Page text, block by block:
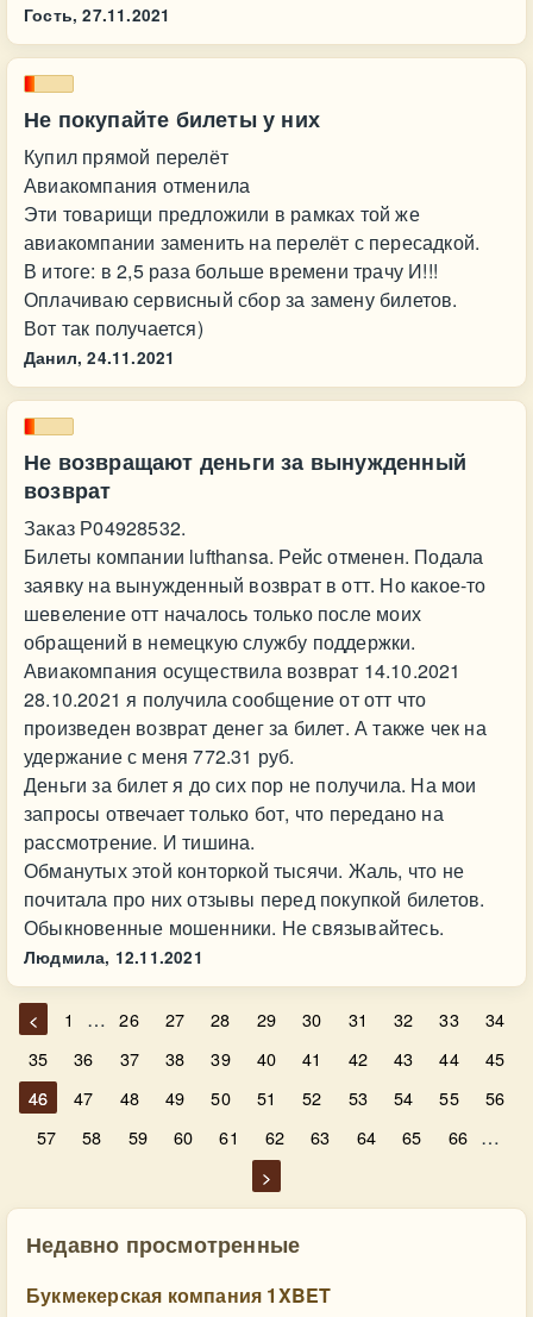
Гость, 27.11.2021
Не покупайте билеты у них
Купил прямой перелёт
Авиакомпания отменила
Эти товарищи предложили в рамках той же
авиакомпании заменить на перелёт с пересадкой.
В итоге: в 2,5 раза больше времени трачу И!!!
Оплачиваю сервисный сбор за замену билетов.
Вот так получается)
Данил, 24.11.2021
Не возвращают деньги за вынужденный
возврат
Заказ Р04928532.
Билеты компании lufthansa. Рейс отменен. Подала
заявку на вынужденный возврат в отт. Но какое-то
шевеление отт началось только после моих
обращений в немецкую службу поддержки.
Авиакомпания осуществила возврат 14.10.2021
28.10.2021 я получила сообщение от отт что
произведен возврат денег за билет. А также чек на
удержание с меня 772.31 руб.
Деньги за билет я до сих пор не получила. На мои
запросы отвечает только бот, что передано на
рассмотрение. И тишина.
Обманутых этой конторкой тысячи. Жаль, что не
почитала про них отзывы перед покупкой билетов.
Обыкновенные мошенники. Не связывайтесь.
Людмила, 12.11.2021
< 1 … 26 27 28 29 30 31 32 33
34
35
36 37 38 39 40 41 42 43 44
45
46
47 48 49 50 51 52 53 54 55
56
57
58 59 60 61 62 63 64 65 66 …
>
Недавно просмотренные
Букмекерская компания 1XBET